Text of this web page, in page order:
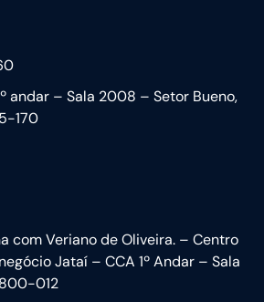
andar – Sala 2008 – Setor Bueno,
170
com Veriano de Oliveira. – Centro
Jataí – CCA 1º Andar – Sala
012